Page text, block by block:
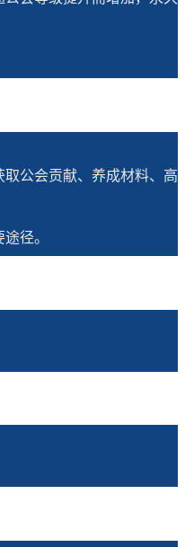
公会贡献、养成材料、高
径。